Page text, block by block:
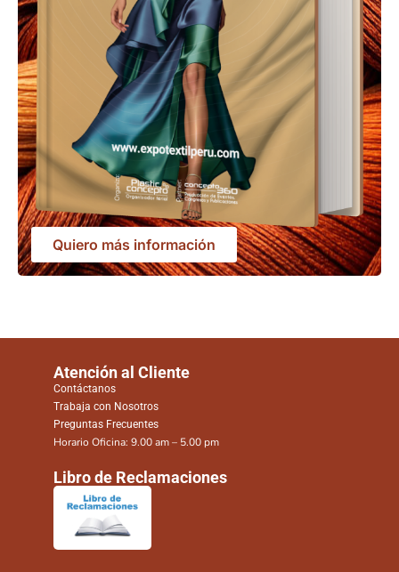
Quiero más información
Atención al Cliente
Contáctanos
Trabaja con Nosotros
Preguntas Frecuentes
Horario Oficina: 9.00 am – 5.00 pm
Libro de Reclamaciones